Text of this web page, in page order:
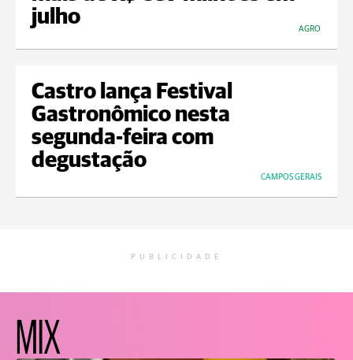
julho
AGRO
Castro lança Festival
Gastronômico nesta
segunda-feira com
degustação
CAMPOS GERAIS
PUBLICIDADE
MIX